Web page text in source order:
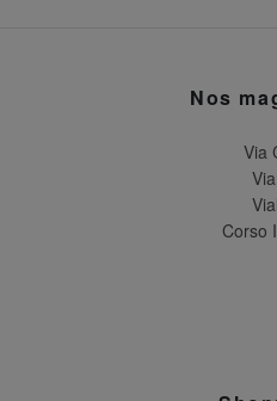
Nos
Via
Corso